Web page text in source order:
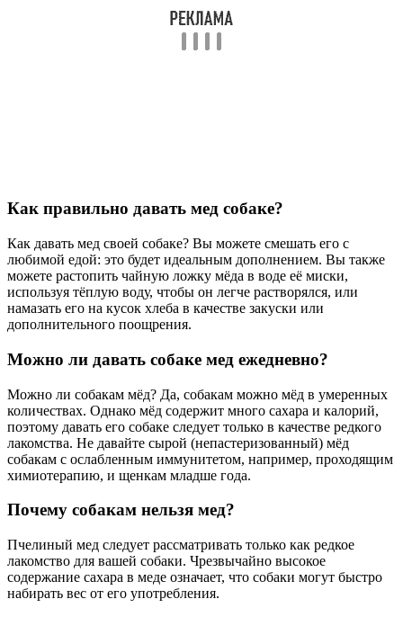
Как правильно давать мед собаке?
Как давать мед своей собаке? Вы можете смешать его с
любимой едой: это будет идеальным дополнением. Вы также
можете растопить чайную ложку мёда в воде её миски,
используя тёплую воду, чтобы он легче растворялся, или
намазать его на кусок хлеба в качестве закуски или
дополнительного поощрения.
Можно ли давать собаке мед ежедневно?
Можно ли собакам мёд? Да, собакам можно мёд в умеренных
количествах. Однако мёд содержит много сахара и калорий,
поэтому давать его собаке следует только в качестве редкого
лакомства. Не давайте сырой (непастеризованный) мёд
собакам с ослабленным иммунитетом, например, проходящим
химиотерапию, и щенкам младше года.
Почему собакам нельзя мед?
Пчелиный мед следует рассматривать только как редкое
лакомство для вашей собаки. Чрезвычайно высокое
содержание сахара в меде означает, что собаки могут быстро
набирать вес от его употребления.